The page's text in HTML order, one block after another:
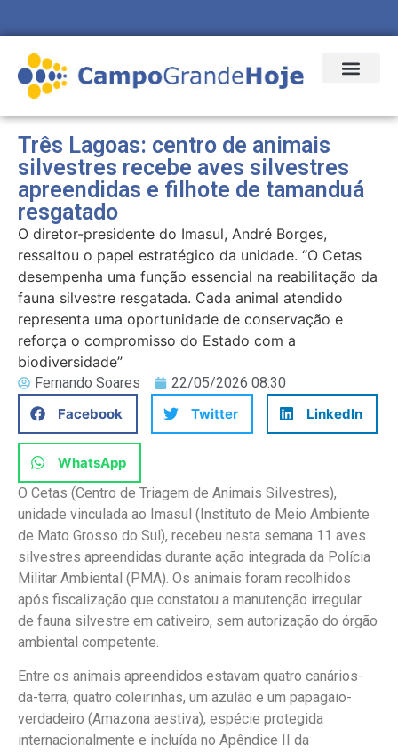
Três Lagoas: centro de animais
silvestres recebe aves silvestres
apreendidas e filhote de tamanduá
resgatado
O diretor-presidente do Imasul, André Borges,
ressaltou o papel estratégico da unidade. “O Cetas
desempenha uma função essencial na reabilitação da
fauna silvestre resgatada. Cada animal atendido
representa uma oportunidade de conservação e
reforça o compromisso do Estado com a
biodiversidade”
Fernando Soares
22/05/2026 08:30
Facebook
Twitter LinkedIn
WhatsApp
O Cetas (Centro de Triagem de Animais Silvestres),
unidade vinculada ao Imasul (Instituto de Meio Ambiente
de Mato Grosso do Sul), recebeu nesta semana 11 aves
silvestres apreendidas durante ação integrada da Polícia
Militar Ambiental (PMA). Os animais foram recolhidos
após fiscalização que constatou a manutenção irregular
de fauna silvestre em cativeiro, sem autorização do órgão
ambiental competente.
Entre os animais apreendidos estavam quatro canários-
da-terra, quatro coleirinhas, um azulão e um papagaio-
verdadeiro (Amazona aestiva), espécie protegida
internacionalmente e incluída no Apêndice II da